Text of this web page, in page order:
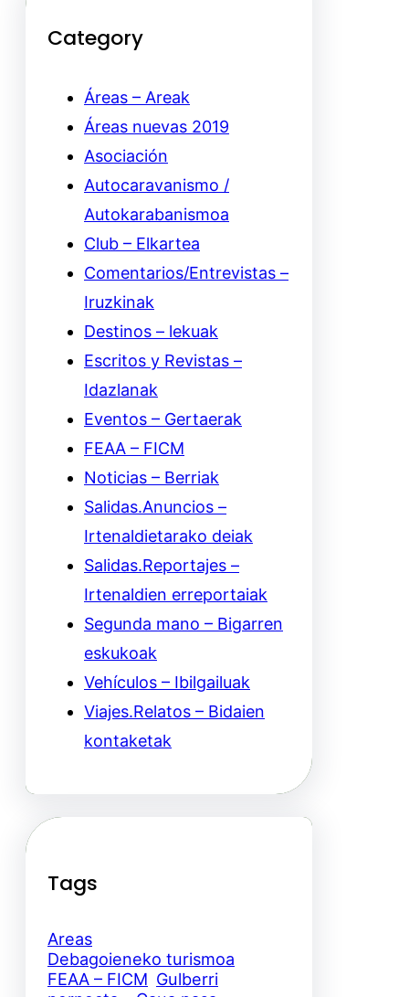
Category
Áreas – Areak
Áreas nuevas 2019
Asociación
Autocaravanismo /
Autokarabanismoa
Club – Elkartea
Comentarios/Entrevistas –
Iruzkinak
Destinos – lekuak
Escritos y Revistas –
Idazlanak
Eventos – Gertaerak
FEAA – FICM
Noticias – Berriak
Salidas.Anuncios –
Irtenaldietarako deiak
Salidas.Reportajes –
Irtenaldien erreportaiak
Segunda mano – Bigarren
eskukoak
Vehículos – Ibilgailuak
Viajes.Relatos – Bidaien
kontaketak
Tags
Areas
Debagoieneko turismoa
FEAA – FICM Gulberri